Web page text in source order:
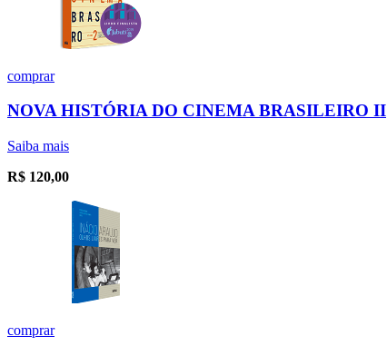
comprar
NOVA HISTÓRIA DO CINEMA BRASILEIRO II
Saiba mais
R$ 120,00
comprar